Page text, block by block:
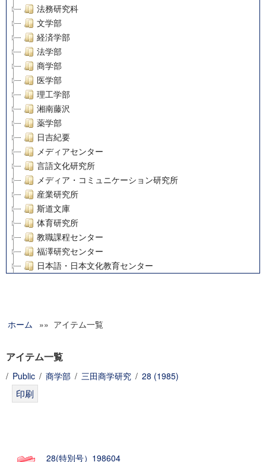
法務研究科
文学部
経済学部
法学部
商学部
医学部
理工学部
湘南藤沢
薬学部
日吉紀要
メディアセンター
言語文化研究所
メディア・コミュニケーション研究所
産業研究所
斯道文庫
体育研究所
教職課程センター
福澤研究センター
日本語・日本文化教育センター
グローバルリサーチインスティテュート
科学研究費補助金研究成果報告書
慶應義塾大学グローバルCOEプログラム市民社会ガバナンス
ホーム »» アイテム一覧
アイテム一覧
/ Public / 商学部 / 三田商学研究 / 28 (1985)
28(特別号）198604